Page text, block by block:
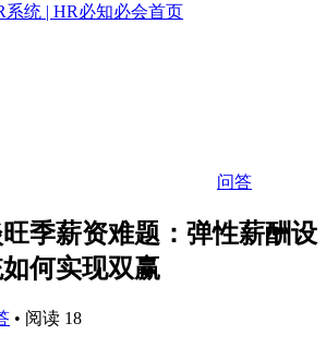
统 | HR必知必会首页
问答
季薪资难题：弹性薪酬设
何实现双赢
• 阅读 18